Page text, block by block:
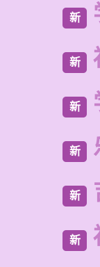
新
新
新
新
新
新